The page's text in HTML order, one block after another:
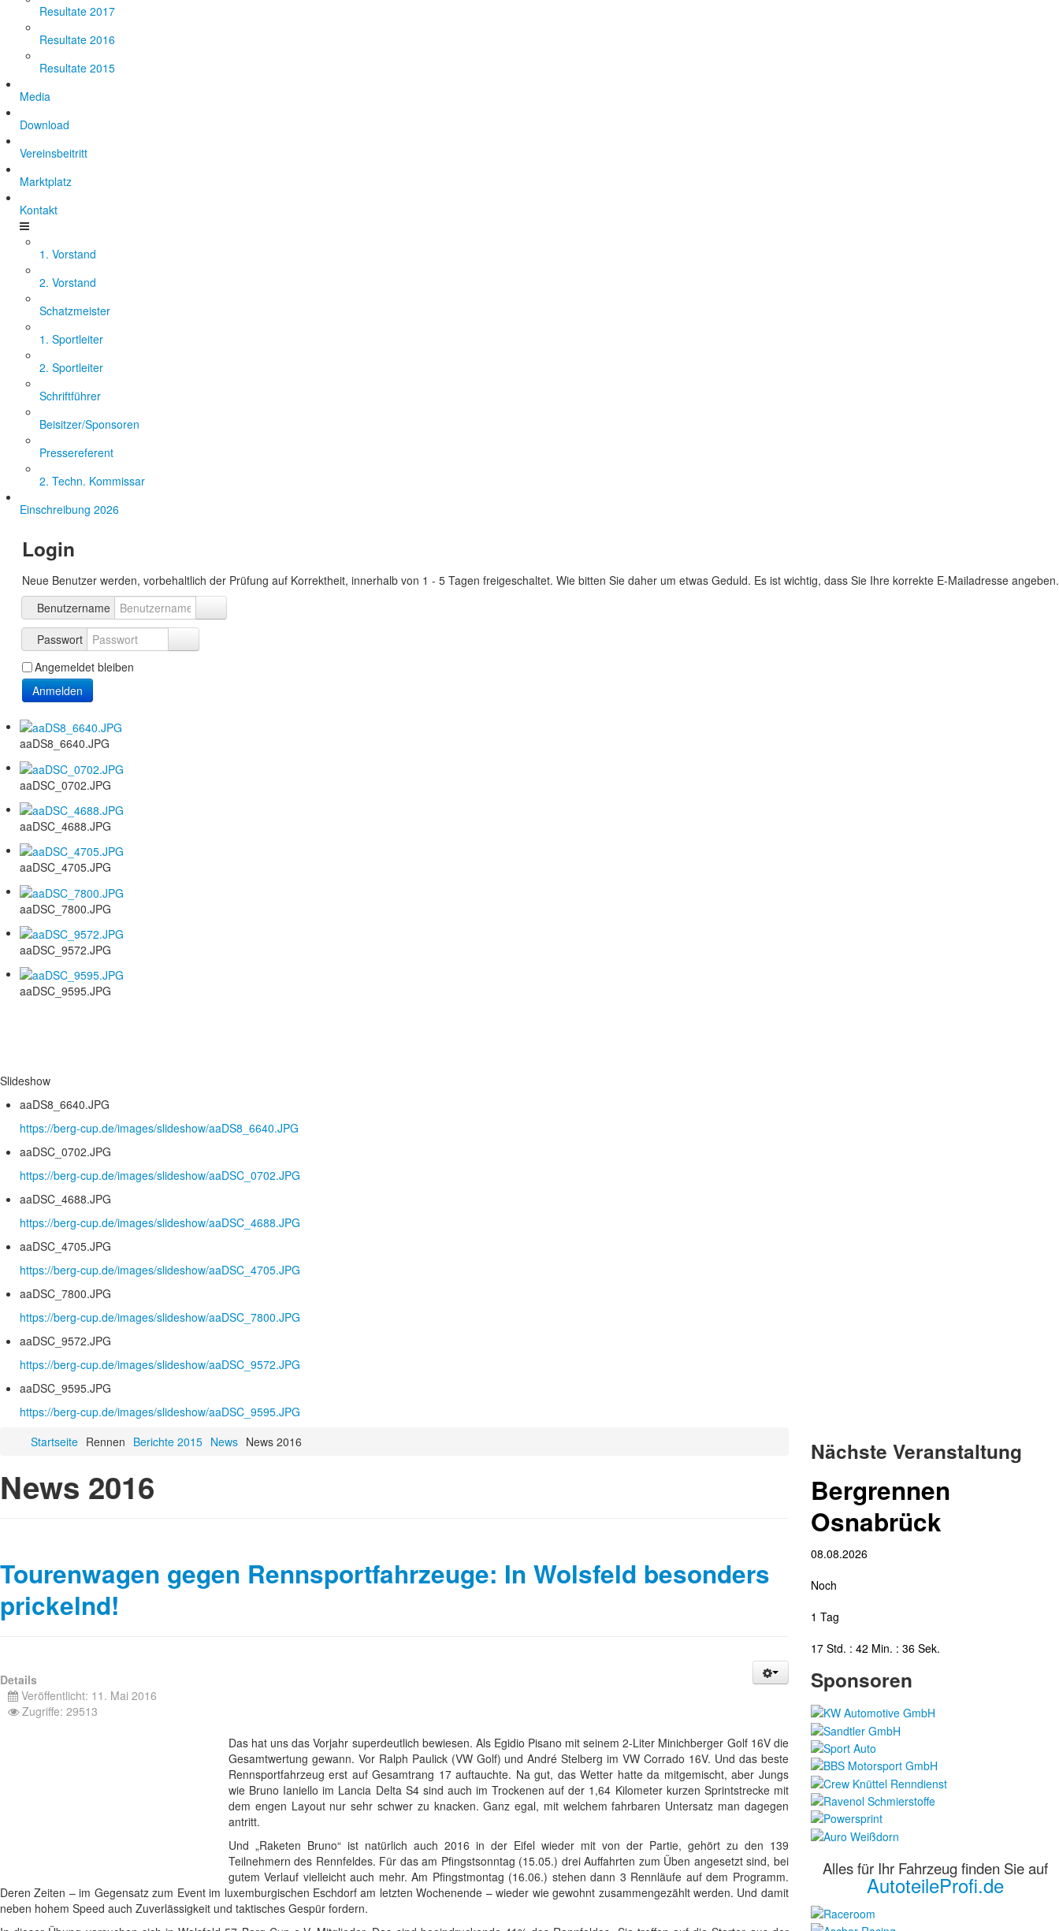
Resultate 2017
Resultate 2016
Resultate 2015
Media
Download
Vereinsbeitritt
Marktplatz
Kontakt
1. Vorstand
2. Vorstand
Schatzmeister
1. Sportleiter
2. Sportleiter
Schriftführer
Beisitzer/Sponsoren
Pressereferent
2. Techn. Kommissar
Einschreibung 2026
Login
Neue Benutzer werden, vorbehaltlich der Prüfung auf Korrektheit, innerhalb von 1 - 5 Tagen freigeschaltet. Wie bitten Sie daher um etwas Geduld. Es ist wichtig, dass Sie Ihre korrekte E-Mailadresse angeben.
Benutzername
Passwort
Angemeldet bleiben
Anmelden
aaDS8_6640.JPG
aaDSC_0702.JPG
aaDSC_4688.JPG
aaDSC_4705.JPG
aaDSC_7800.JPG
aaDSC_9572.JPG
aaDSC_9595.JPG
Slideshow
aaDS8_6640.JPG
https://berg-cup.de/images/slideshow/aaDS8_6640.JPG
aaDSC_0702.JPG
https://berg-cup.de/images/slideshow/aaDSC_0702.JPG
aaDSC_4688.JPG
https://berg-cup.de/images/slideshow/aaDSC_4688.JPG
aaDSC_4705.JPG
https://berg-cup.de/images/slideshow/aaDSC_4705.JPG
aaDSC_7800.JPG
https://berg-cup.de/images/slideshow/aaDSC_7800.JPG
aaDSC_9572.JPG
https://berg-cup.de/images/slideshow/aaDSC_9572.JPG
aaDSC_9595.JPG
https://berg-cup.de/images/slideshow/aaDSC_9595.JPG
Startseite Rennen Berichte 2015 News News 2016
News 2016
Tourenwagen gegen Rennsportfahrzeuge: In Wolsfeld besonders
prickelnd!
Details
Veröffentlicht: 11. Mai 2016
Zugriffe: 29513
Das hat uns das Vorjahr superdeutlich bewiesen. Als Egidio Pisano mit seinem 2-Liter Minichberger Golf 16V die
Gesamtwertung gewann. Vor Ralph Paulick (VW Golf) und André Stelberg im VW Corrado 16V. Und das beste
Rennsportfahrzeug erst auf Gesamtrang 17 auftauchte. Na gut, das Wetter hatte da mitgemischt, aber Jungs
wie Bruno Ianiello im Lancia Delta S4 sind auch im Trockenen auf der 1,64 Kilometer kurzen Sprintstrecke mit
dem engen Layout nur sehr schwer zu knacken. Ganz egal, mit welchem fahrbaren Untersatz man dagegen
antritt.
Und „Raketen Bruno“ ist natürlich auch 2016 in der Eifel wieder mit von der Partie, gehört zu den 139
Teilnehmern des Rennfeldes. Für das am Pfingstsonntag (15.05.) drei Auffahrten zum Üben angesetzt sind, bei
gutem Verlauf vielleicht auch mehr. Am Pfingstmontag (16.06.) stehen dann 3 Rennläufe auf dem Programm.
Deren Zeiten – im Gegensatz zum Event im luxemburgischen Eschdorf am letzten Wochenende – wieder wie gewohnt zusammengezählt werden. Und damit
neben hohem Speed auch Zuverlässigkeit und taktisches Gespür fordern.
Nächste Veranstaltung
Bergrennen
Osnabrück
08.08.2026
Noch
1 Tag
17 Std. : 42 Min. : 35 Sek.
Sponsoren
Alles für Ihr Fahrzeug finden Sie auf
AutoteileProfi.de